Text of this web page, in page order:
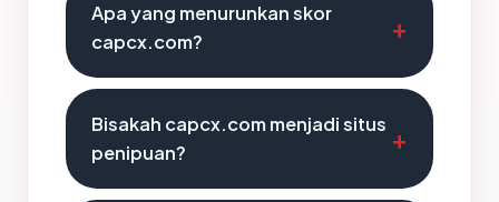
Apa yang menurunkan skor
capcx.com?
Bisakah capcx.com menjadi situs
penipuan?